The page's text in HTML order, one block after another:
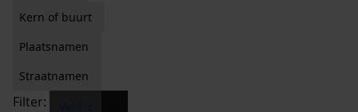
Kern of buurt
Plaatsnamen
Straatnamen
Filter: